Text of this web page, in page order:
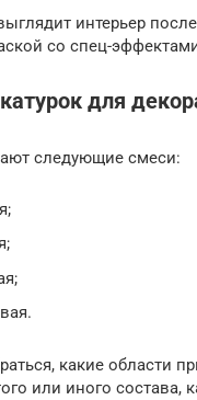
интерьер
со спец-
для
следующие смеси:
какие области
или иного состава,